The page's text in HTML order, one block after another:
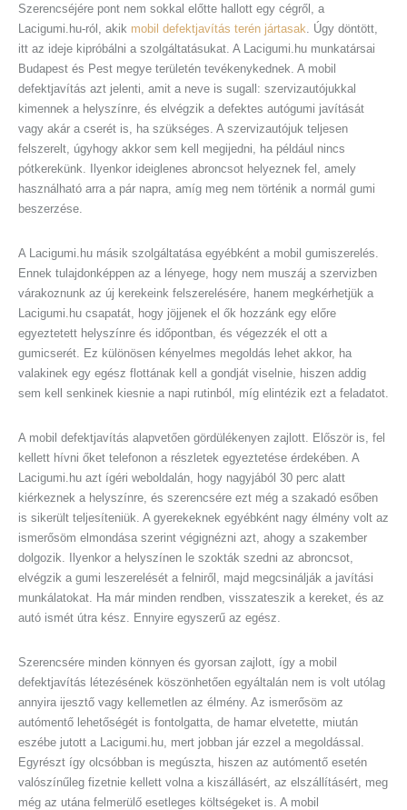
Szerencséjére pont nem sokkal előtte hallott egy cégről, a
Lacigumi.hu-ról, akik mobil defektjavítás terén jártasak . Úgy döntött,
itt az ideje kipróbálni a szolgáltatásukat. A Lacigumi.hu munkatársai
Budapest és Pest megye területén tevékenykednek. A mobil
defektjavítás azt jelenti, amit a neve is sugall: szervizautójukkal
kimennek a helyszínre, és elvégzik a defektes autógumi javítását
vagy akár a cserét is, ha szükséges. A szervizautójuk teljesen
felszerelt, úgyhogy akkor sem kell megijedni, ha például nincs
pótkerekünk. Ilyenkor ideiglenes abroncsot helyeznek fel, amely
használható arra a pár napra, amíg meg nem történik a normál gumi
beszerzése.
A Lacigumi.hu másik szolgáltatása egyébként a mobil gumiszerelés.
Ennek tulajdonképpen az a lényege, hogy nem muszáj a szervizben
várakoznunk az új kerekeink felszerelésére, hanem megkérhetjük a
Lacigumi.hu csapatát, hogy jöjjenek el ők hozzánk egy előre
egyeztetett helyszínre és időpontban, és végezzék el ott a
gumicserét. Ez különösen kényelmes megoldás lehet akkor, ha
valakinek egy egész flottának kell a gondját viselnie, hiszen addig
sem kell senkinek kiesnie a napi rutinból, míg elintézik ezt a feladatot.
A mobil defektjavítás alapvetően gördülékenyen zajlott. Először is, fel
kellett hívni őket telefonon a részletek egyeztetése érdekében. A
Lacigumi.hu azt ígéri weboldalán, hogy nagyjából 30 perc alatt
kiérkeznek a helyszínre, és szerencsére ezt még a szakadó esőben
is sikerült teljesíteniük. A gyerekeknek egyébként nagy élmény volt az
ismerősöm elmondása szerint végignézni azt, ahogy a szakember
dolgozik. Ilyenkor a helyszínen le szokták szedni az abroncsot,
elvégzik a gumi leszerelését a felniről, majd megcsinálják a javítási
munkálatokat. Ha már minden rendben, visszateszik a kereket, és az
autó ismét útra kész. Ennyire egyszerű az egész.
Szerencsére minden könnyen és gyorsan zajlott, így a mobil
defektjavítás létezésének köszönhetően egyáltalán nem is volt utólag
annyira ijesztő vagy kellemetlen az élmény. Az ismerősöm az
autómentő lehetőségét is fontolgatta, de hamar elvetette, miután
eszébe jutott a Lacigumi.hu, mert jobban jár ezzel a megoldással.
Egyrészt így olcsóbban is megúszta, hiszen az autómentő esetén
valószínűleg fizetnie kellett volna a kiszállásért, az elszállításért, meg
még az utána felmerülő esetleges költségeket is. A mobil